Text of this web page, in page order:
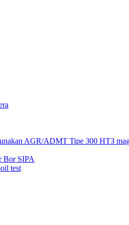
AGR/ADMT Tipe 300 HT3
Bor SIPA
test